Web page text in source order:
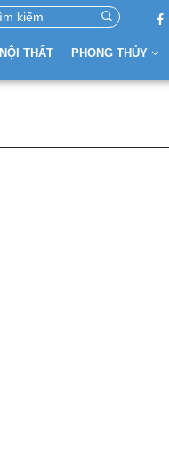
NỘI THẤT PHONG THỦY